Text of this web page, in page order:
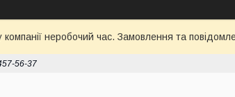
компанії неробочий час. Замовлення та
56-37